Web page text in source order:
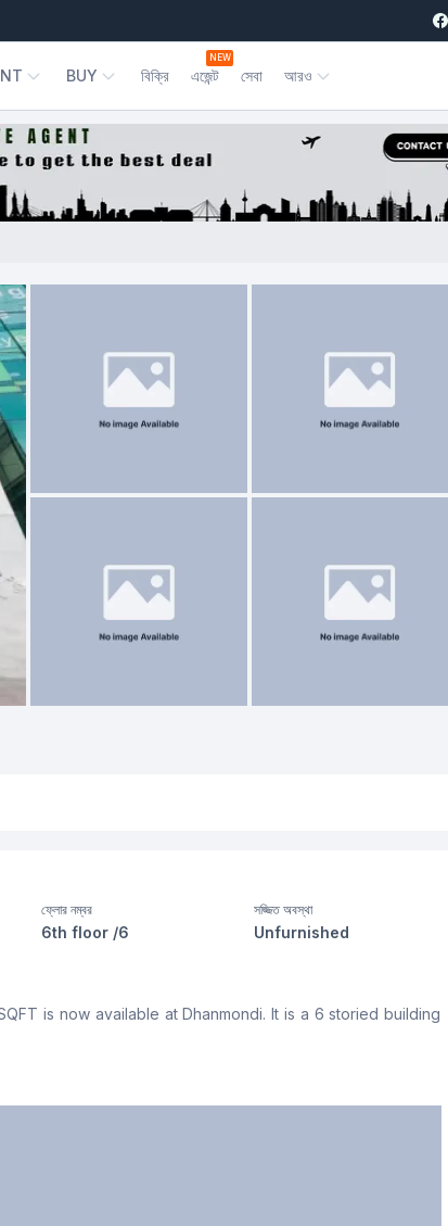
BUY বিক্রি এজেন্ট
NEW
সেবা আরও
ফ্লোর নম্বর
6th floor /6
সজ্জিত অবস্থা
Unfurnished
is now available at Dhanmondi. It is a 6 storied building